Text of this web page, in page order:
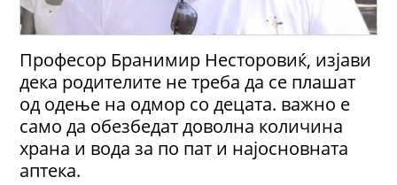
Професор Бранимир Несторовиќ, изјави
дека родителите не треба да се плашат
од одење на одмор со децата. важно е
само да обезбедат доволна количина
храна и вода за по пат и најосновната
аптека.